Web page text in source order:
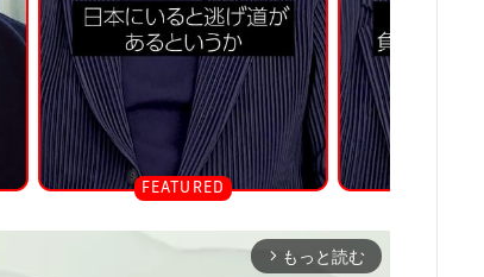
arrow_forward_ios もっと読む